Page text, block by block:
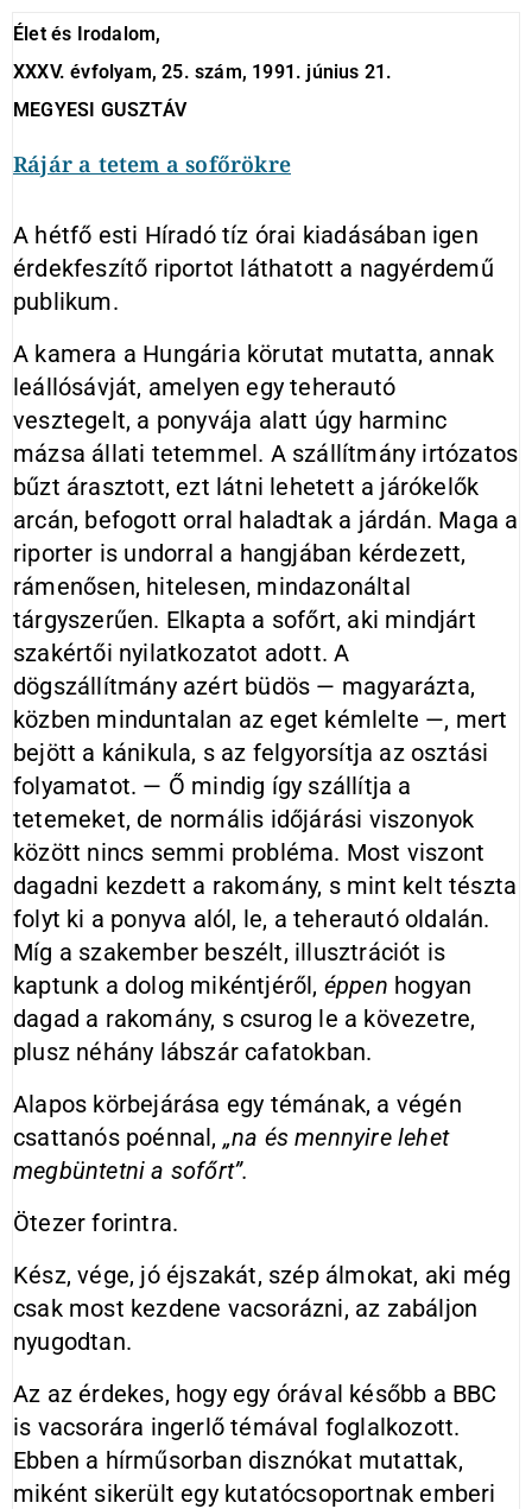
Élet és Irodalom,
XXXV. évfolyam, 25. szám, 1991. június 21.
MEGYESI GUSZTÁV
Rájár a tetem a sofőrökre
A hétfő esti Híradó tíz órai kiadásában igen
érdekfeszítő riportot láthatott a nagyérdemű
publikum.
A kamera a Hungária körutat mutatta, annak
leállósávját, amelyen egy teherautó
vesztegelt, a ponyvája alatt úgy harminc
mázsa állati tetemmel. A szállítmány irtózatos
bűzt árasztott, ezt látni lehetett a járókelők
arcán, befogott orral haladtak a járdán. Maga a
riporter is undorral a hangjában kérdezett,
rámenősen, hitelesen, mindazonáltal
tárgyszerűen. Elkapta a sofőrt, aki mindjárt
szakértői nyilatkozatot adott. A
dögszállítmány azért büdös — magyarázta,
közben minduntalan az eget kémlelte —, mert
bejött a kánikula, s az felgyorsítja az osztási
folyamatot. — Ő mindig így szállítja a
tetemeket, de normális időjárási viszonyok
között nincs semmi probléma. Most viszont
dagadni kezdett a rakomány, s mint kelt tészta
folyt ki a ponyva alól, le, a teherautó oldalán.
Míg a szakember beszélt, illusztrációt is
kaptunk a dolog mikéntjéről, éppen hogyan
dagad a rakomány, s csurog le a kövezetre,
plusz néhány lábszár cafatokban.
Alapos körbejárása egy témának, a végén
csattanós poénnal, „na és mennyire lehet
megbüntetni a sofőrt”.
Ötezer forintra.
Kész, vége, jó éjszakát, szép álmokat, aki még
csak most kezdene vacsorázni, az zabáljon
nyugodtan.
Az az érdekes, hogy egy órával később a BBC
is vacsorára ingerlő témával foglalkozott.
Ebben a hírműsorban disznókat mutattak,
miként sikerült egy kutatócsoportnak emberi